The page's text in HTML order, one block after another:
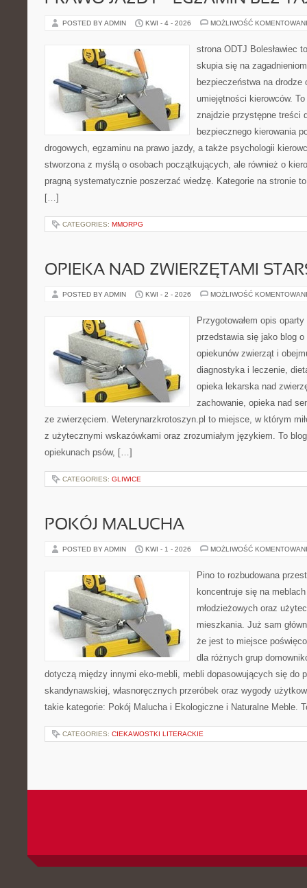
POSTED BY ADMIN KWI - 4 - 2026 MOŻLIWOŚĆ
strona ODTJ Bolesławiec
skupia się na
bezpieczeństwa na drodze
umiejętności kierowców.
znajdzie przystępne treści
bezpiecznego kierowania
drogowych, egzaminu na prawo jazdy, a także psychologii
stworzona z myślą o osobach początkujących, ale również o
pragną systematycznie poszerzać wiedzę. Kategorie na stronie
[…]
CATEGORIES: MMORPG
OPIEKA NAD ZWIERZĘTAMI
POSTED BY ADMIN KWI - 2 - 2026 MOŻLIWOŚĆ
Przygotowałem opis
przedstawia się jako blog
opiekunów zwierząt i
diagnostyka i leczenie,
opieka lekarska nad
zachowanie, opieka nad
ze zwierzęciem. Weterynarzkrotoszyn.pl to miejsce, w którym
z użytecznymi wskazówkami oraz zrozumiałym językiem. To
opiekunach psów, […]
CATEGORIES: GLIWICE
POKÓJ MALUCHA
POSTED BY ADMIN KWI - 1 - 2026 MOŻLIWOŚĆ
Pino to rozbudowana
koncentruje się na
młodzieżowych oraz
mieszkania. Już sam
że jest to miejsce
dla różnych grup
dotyczą między innymi eko-mebli, mebli dopasowujących się do
skandynawskiej, własnoręcznych przeróbek oraz wygody
takie kategorie: Pokój Malucha i Ekologiczne i Naturalne Meble.
CATEGORIES: CIEKAWOSTKI LITERACKIE